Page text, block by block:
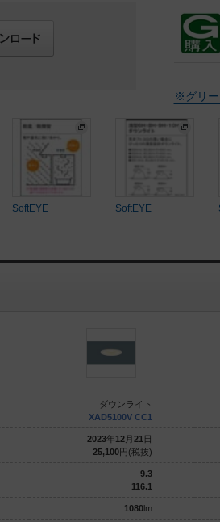
※グリー
SoftEYE SoftEYE
ダウンライト
XAD5100V CC1
2023年12月 21 日
25,100円(税抜)
9.3
116.1
1080lm